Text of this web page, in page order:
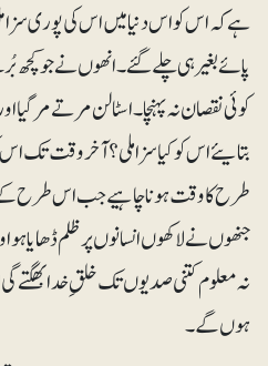
ہے کہ اس کو اس دنیا میں اس کی پوری
پائے بغیر ہی چلے گئے۔ انھوں نے جو کچھ
کوئی نقصان نہ پہنچا۔ اسٹالن مرتے مر گیا
بتایئے اس کو کیا سزا ملی؟ آخر وقت تک
طرح کا وقت ہونا چاہیے جب اس طرح
جنھوں نے لاکھوں انسانوں پر ظلم ڈھایا
نہ معلوم کتنی صدیوں تک خلقِ خدا بھگتے
ہوں گے۔